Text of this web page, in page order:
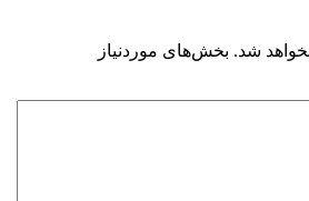
شد. بخش‌های موردنیاز